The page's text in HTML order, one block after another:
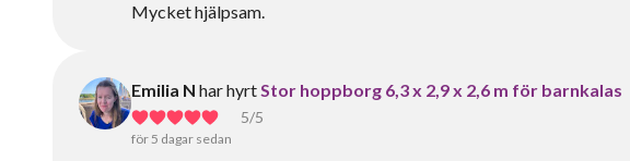
Mycket hjälpsam.
Emilia N har hyrtStor hoppborg 6,3 x 2,9 x 2,6 m för barnkalas
5/5
för 5 dagar sedan